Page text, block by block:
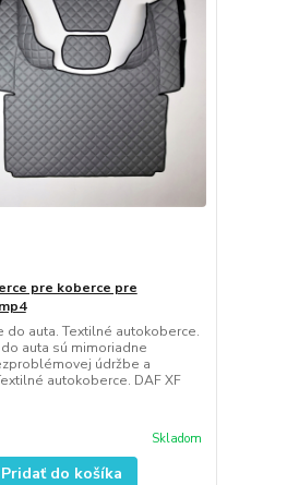
pre koberce pre
do auta. Textilné autokoberce.
auta sú mimoriadne
údržbe a
autokoberce. DAF XF
Skladom
Pridať do košíka